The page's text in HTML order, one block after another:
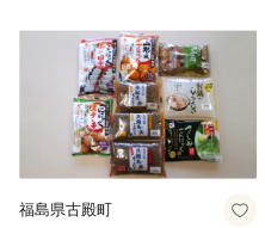
福島県古殿町